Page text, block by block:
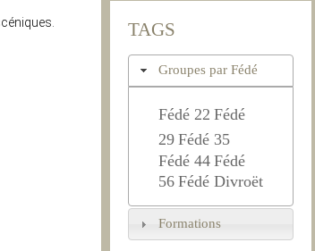
TAGS
Groupes par Fédé
Fédé 22 Fédé
29 Fédé 35
Fédé 44 Fédé
56 Fédé Divroët
Formations